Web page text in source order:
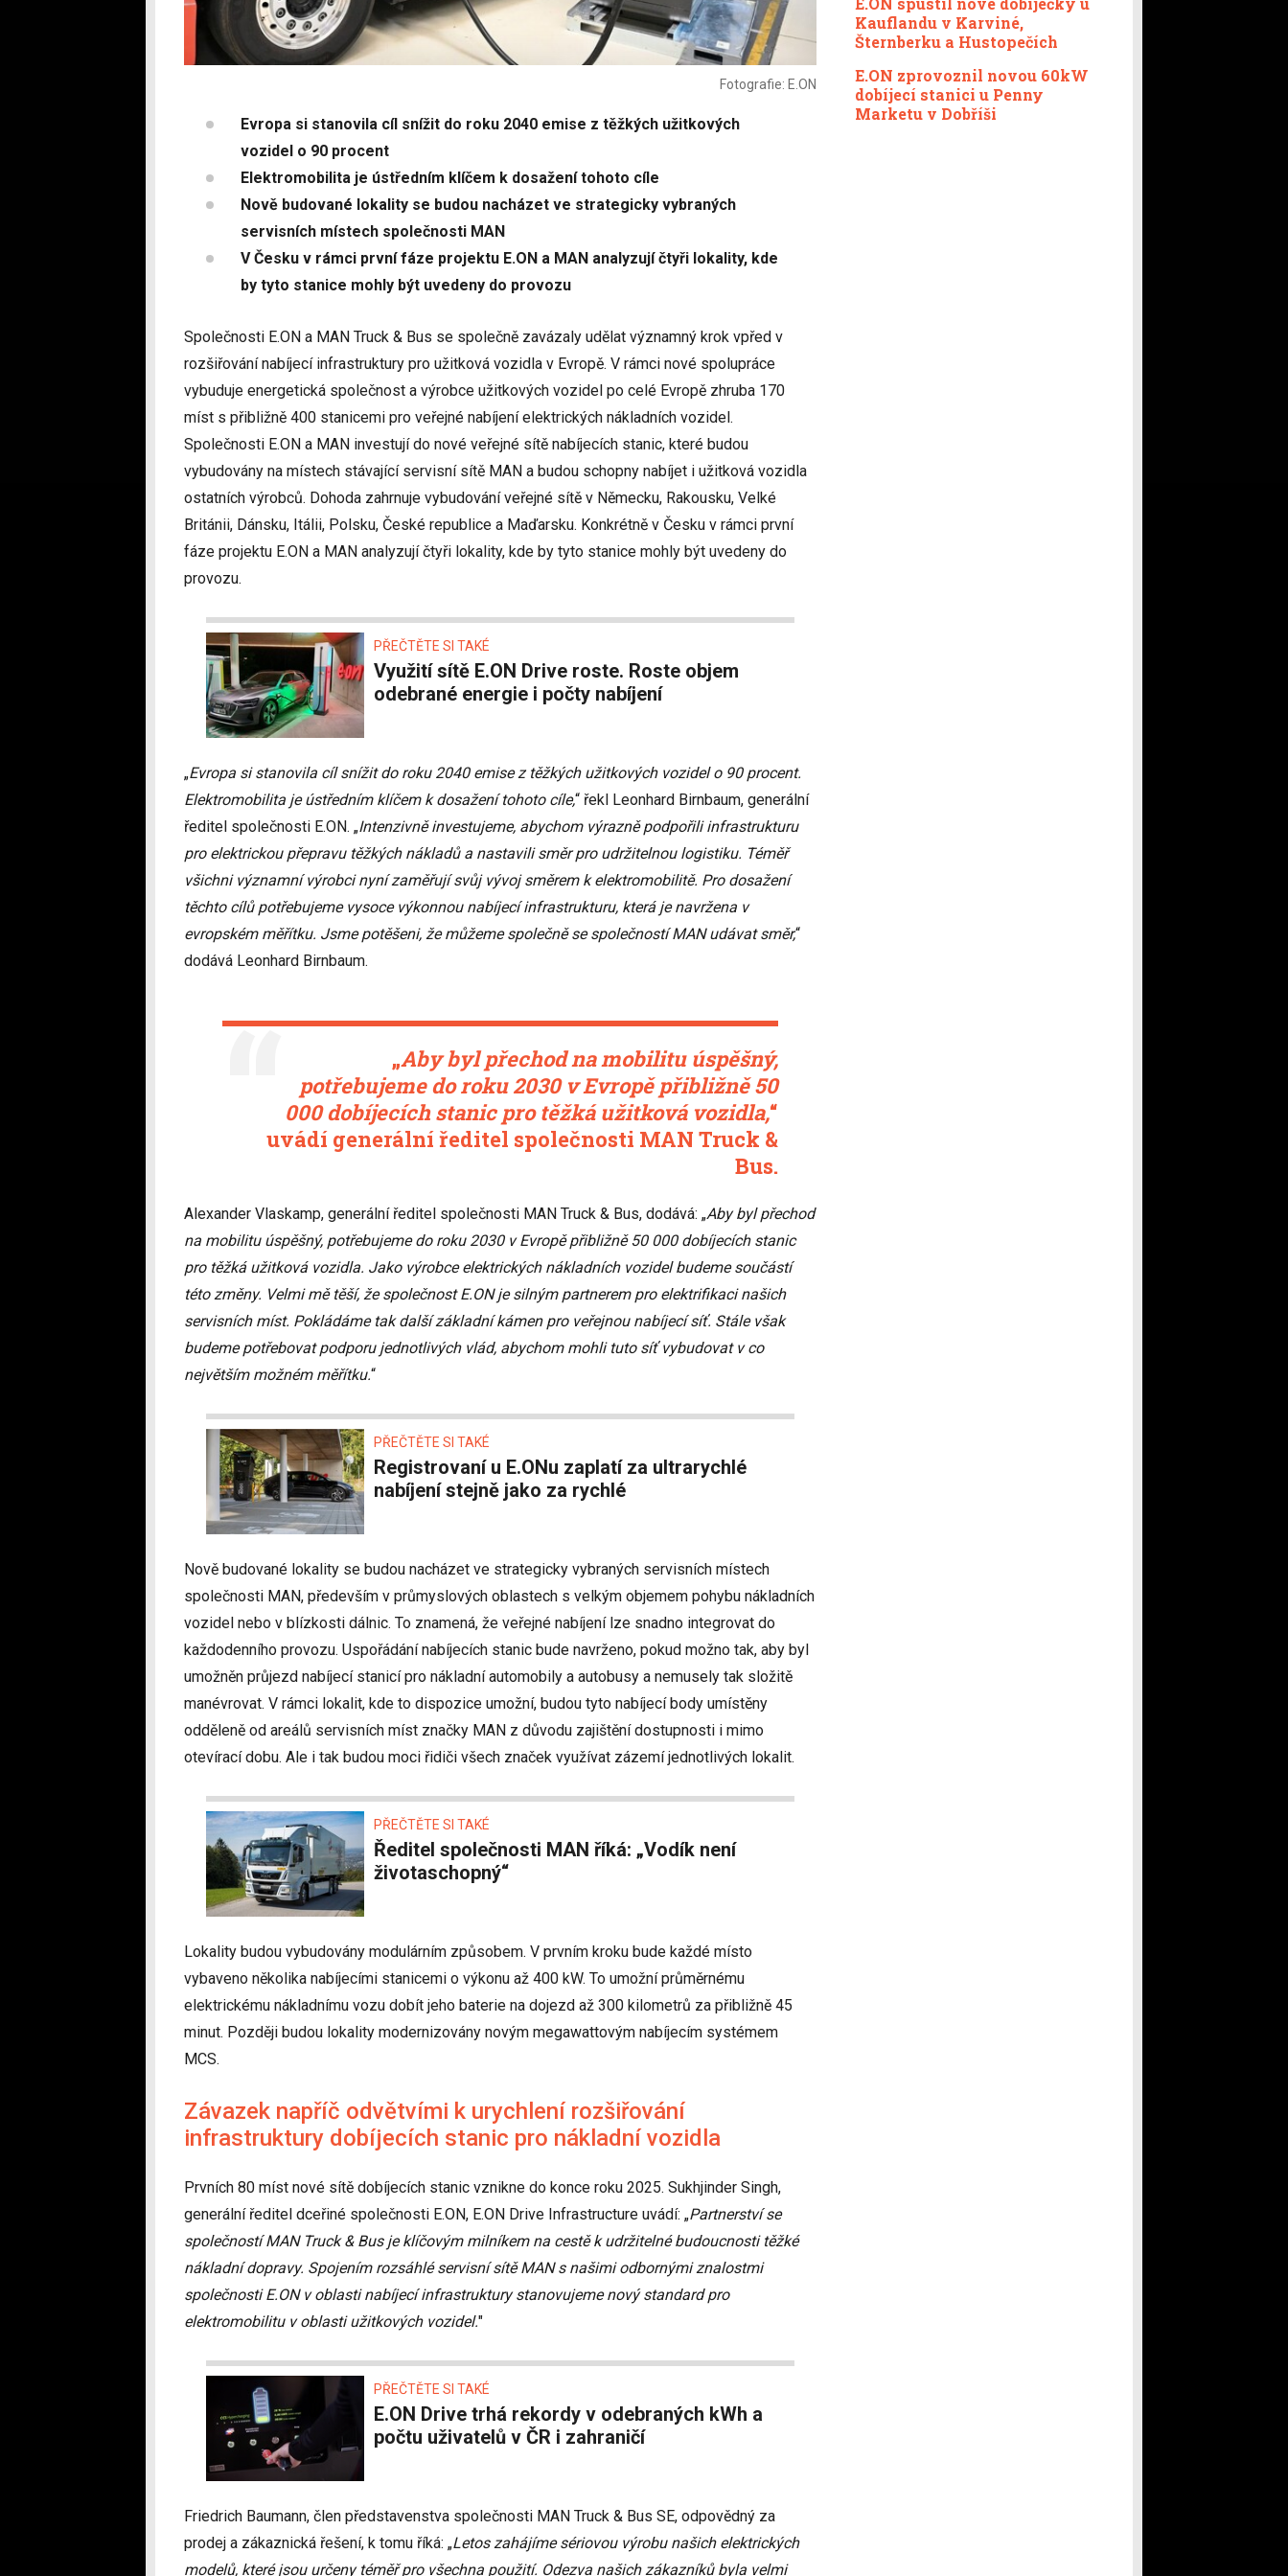
Fotografie: E.ON
Evropa si stanovila cíl snížit do roku 2040 emise z těžkých užitkových
vozidel o 90 procent
Elektromobilita je ústředním klíčem k dosažení tohoto cíle
Nově budované lokality se budou nacházet ve strategicky vybraných
servisních místech společnosti MAN
V Česku v rámci první fáze projektu E.ON a MAN analyzují čtyři lokality, kde
by tyto stanice mohly být uvedeny do provozu
Společnosti E.ON a MAN Truck & Bus se společně zavázaly udělat významný krok vpřed v
rozšiřování nabíjecí infrastruktury pro užitková vozidla v Evropě. V rámci nové spolupráce
vybuduje energetická společnost a výrobce užitkových vozidel po celé Evropě zhruba 170
míst s přibližně 400 stanicemi pro veřejné nabíjení elektrických nákladních vozidel.
Společnosti E.ON a MAN investují do nové veřejné sítě nabíjecích stanic, které budou
vybudovány na místech stávající servisní sítě MAN a budou schopny nabíjet i užitková vozidla
ostatních výrobců. Dohoda zahrnuje vybudování veřejné sítě v Německu, Rakousku, Velké
Británii, Dánsku, Itálii, Polsku, České republice a Maďarsku. Konkrétně v Česku v rámci první
fáze projektu E.ON a MAN analyzují čtyři lokality, kde by tyto stanice mohly být uvedeny do
provozu.
PŘEČTĚTE SI TAKÉ
Využití sítě E.ON Drive roste. Roste objem
odebrané energie i počty nabíjení
„Evropa si stanovila cíl snížit do roku 2040 emise z těžkých užitkových vozidel o 90 procent.
Elektromobilita je ústředním klíčem k dosažení tohoto cíle,“ řekl Leonhard Birnbaum, generální
ředitel společnosti E.ON. „Intenzivně investujeme, abychom výrazně podpořili infrastrukturu
pro elektrickou přepravu těžkých nákladů a nastavili směr pro udržitelnou logistiku. Téměř
všichni významní výrobci nyní zaměřují svůj vývoj směrem k elektromobilitě. Pro dosažení
těchto cílů potřebujeme vysoce výkonnou nabíjecí infrastrukturu, která je navržena v
evropském měřítku. Jsme potěšeni, že můžeme společně se společností MAN udávat směr,“
dodává Leonhard Birnbaum.
„Aby byl přechod na mobilitu úspěšný,
potřebujeme do roku 2030 v Evropě přibližně 50
000 dobíjecích stanic pro těžká užitková vozidla,“
uvádí generální ředitel společnosti MAN Truck &
Bus.
Alexander Vlaskamp, generální ředitel společnosti MAN Truck & Bus, dodává: „Aby byl přechod
na mobilitu úspěšný, potřebujeme do roku 2030 v Evropě přibližně 50 000 dobíjecích stanic
pro těžká užitková vozidla. Jako výrobce elektrických nákladních vozidel budeme součástí
této změny. Velmi mě těší, že společnost E.ON je silným partnerem pro elektrifikaci našich
servisních míst. Pokládáme tak další základní kámen pro veřejnou nabíjecí síť. Stále však
budeme potřebovat podporu jednotlivých vlád, abychom mohli tuto síť vybudovat v co
největším možném měřítku.“
PŘEČTĚTE SI TAKÉ
Registrovaní u E.ONu zaplatí za ultrarychlé
nabíjení stejně jako za rychlé
Nově budované lokality se budou nacházet ve strategicky vybraných servisních místech
společnosti MAN, především v průmyslových oblastech s velkým objemem pohybu nákladních
vozidel nebo v blízkosti dálnic. To znamená, že veřejné nabíjení lze snadno integrovat do
každodenního provozu. Uspořádání nabíjecích stanic bude navrženo, pokud možno tak, aby byl
umožněn průjezd nabíjecí stanicí pro nákladní automobily a autobusy a nemusely tak složitě
manévrovat. V rámci lokalit, kde to dispozice umožní, budou tyto nabíjecí body umístěny
odděleně od areálů servisních míst značky MAN z důvodu zajištění dostupnosti i mimo
otevírací dobu. Ale i tak budou moci řidiči všech značek využívat zázemí jednotlivých lokalit.
PŘEČTĚTE SI TAKÉ
Ředitel společnosti MAN říká: „Vodík není
životaschopný“
Lokality budou vybudovány modulárním způsobem. V prvním kroku bude každé místo
vybaveno několika nabíjecími stanicemi o výkonu až 400 kW. To umožní průměrnému
elektrickému nákladnímu vozu dobít jeho baterie na dojezd až 300 kilometrů za přibližně 45
minut. Později budou lokality modernizovány novým megawattovým nabíjecím systémem
MCS.
Závazek napříč odvětvími k urychlení rozšiřování
infrastruktury dobíjecích stanic pro nákladní vozidla
Prvních 80 míst nové sítě dobíjecích stanic vznikne do konce roku 2025. Sukhjinder Singh,
generální ředitel dceřiné společnosti E.ON, E.ON Drive Infrastructure uvádí: „Partnerství se
společností MAN Truck & Bus je klíčovým milníkem na cestě k udržitelné budoucnosti těžké
nákladní dopravy. Spojením rozsáhlé servisní sítě MAN s našimi odbornými znalostmi
společnosti E.ON v oblasti nabíjecí infrastruktury stanovujeme nový standard pro
elektromobilitu v oblasti užitkových vozidel."
PŘEČTĚTE SI TAKÉ
E.ON Drive trhá rekordy v odebraných kWh a
počtu uživatelů v ČR i zahraničí
Friedrich Baumann, člen představenstva společnosti MAN Truck & Bus SE, odpovědný za
prodej a zákaznická řešení, k tomu říká: „Letos zahájíme sériovou výrobu našich elektrických
modelů, které jsou určeny téměř pro všechna použití. Odezva našich zákazníků byla velmi
Kauflandu v Karviné,
Šternberku a Hustopečích
E.ON zprovoznil novou 60kW
dobíjecí stanici u Penny
Marketu v Dobříši